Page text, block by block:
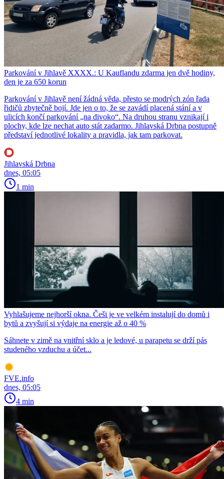
Parkování v Jihlavě XXXX.: U Kauflandu zdarma jen dvě hodiny,
den je za 650 korun
Parkování v Jihlavě není žádná věda, přesto se modrých zón řada
řidičů zbytečně bojí. Jde jen o to, že se zavádí placená stání a v
ulicích končí parkování „na divoko“. Na druhou stranu vznikají i
plochy, kde lze nechat auto stát zadarmo. Jihlavská Drbna postupně
představí jednotlivé lokality a pravidla, jak tam parkovat.
Jihlavská Drbna
dnes, 05:05
1 min
Vyhlašujeme nejhorší okna. Češi je ve velkém instalují do domů i
bytů a zvyšují si výdaje na energie až o 40 %
Sáhnete v zimě na vnitřní sklo a je ledové, u parapetu se drží pás
studeného vzduchu a účet...
FVE.info
dnes, 05:05
4 min